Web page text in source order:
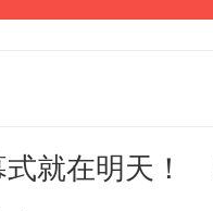
就在明天！